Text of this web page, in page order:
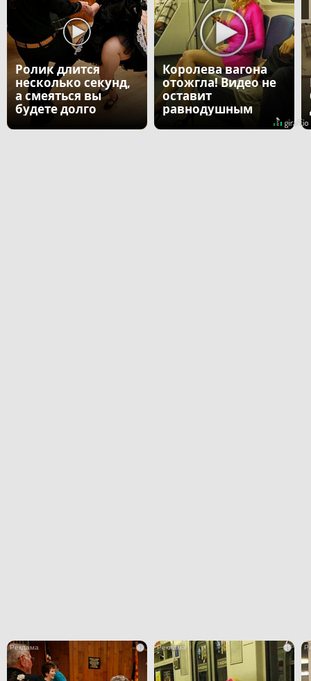
Ролик длится
несколько секунд,
а смеяться вы
будете долго
Королева вагона
отожгла! Видео не
оставит
равнодушным
i i